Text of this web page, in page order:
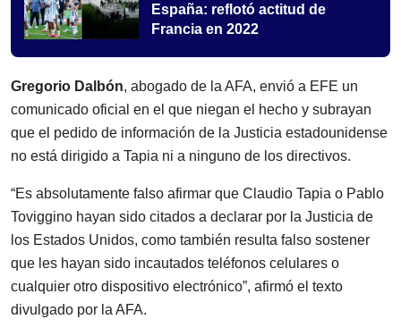
España: reflotó actitud de
Francia en 2022
Gregorio Dalbón, abogado de la AFA, envió a EFE un
comunicado oficial en el que niegan el hecho y subrayan
que el pedido de información de la Justicia estadounidense
no está dirigido a Tapia ni a ninguno de los directivos.
“Es absolutamente falso afirmar que Claudio Tapia o Pablo
Toviggino hayan sido citados a declarar por la Justicia de
los Estados Unidos, como también resulta falso sostener
que les hayan sido incautados teléfonos celulares o
cualquier otro dispositivo electrónico”, afirmó el texto
divulgado por la AFA.